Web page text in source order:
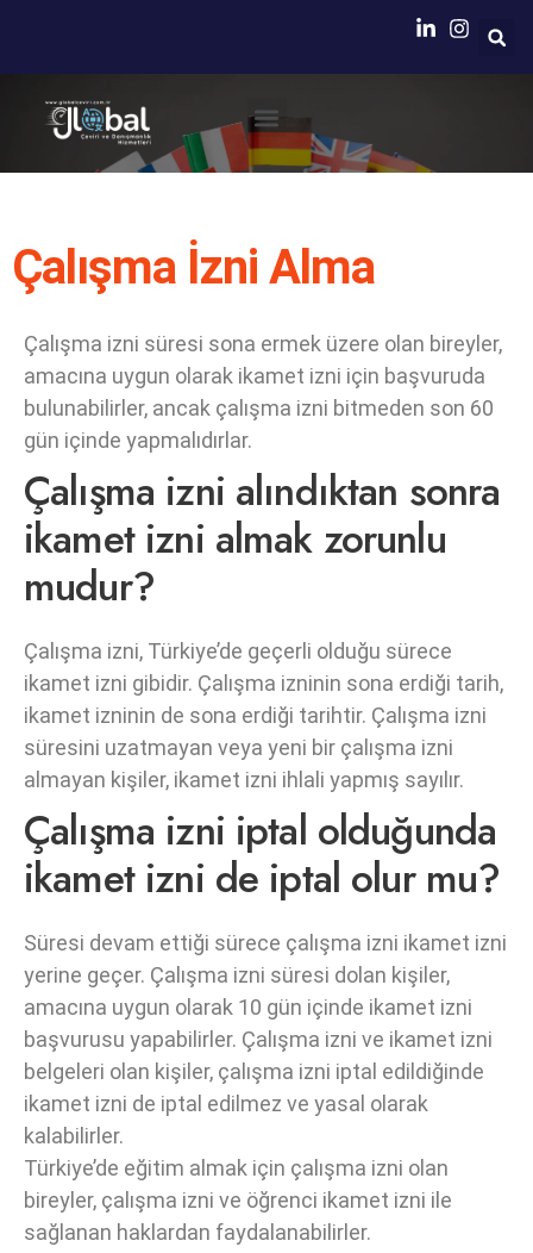
Çalışma İzni Alma
Çalışma izni süresi sona ermek üzere olan bireyler,
amacına uygun olarak ikamet izni için başvuruda
bulunabilirler, ancak çalışma izni bitmeden son 60
gün içinde yapmalıdırlar.
Çalışma izni alındıktan sonra
ikamet izni almak zorunlu
mudur?
Çalışma izni, Türkiye’de geçerli olduğu sürece
ikamet izni gibidir. Çalışma izninin sona erdiği tarih,
ikamet izninin de sona erdiği tarihtir. Çalışma izni
süresini uzatmayan veya yeni bir çalışma izni
almayan kişiler, ikamet izni ihlali yapmış sayılır.
Çalışma izni iptal olduğunda
ikamet izni de iptal olur mu?
Süresi devam ettiği sürece çalışma izni ikamet izni
yerine geçer. Çalışma izni süresi dolan kişiler,
amacına uygun olarak 10 gün içinde ikamet izni
başvurusu yapabilirler. Çalışma izni ve ikamet izni
belgeleri olan kişiler, çalışma izni iptal edildiğinde
ikamet izni de iptal edilmez ve yasal olarak
kalabilirler.
Türkiye’de eğitim almak için çalışma izni olan
bireyler, çalışma izni ve öğrenci ikamet izni ile
sağlanan haklardan faydalanabilirler.